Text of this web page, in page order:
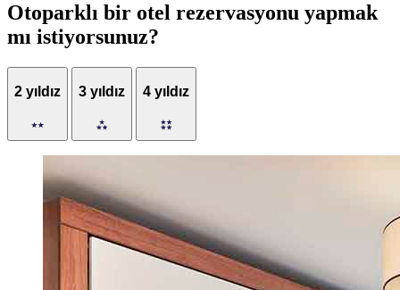
Otoparklı bir otel rezervasyonu yapmak
mı istiyorsunuz?
2 yıldız 3 yıldız 4 yıldız